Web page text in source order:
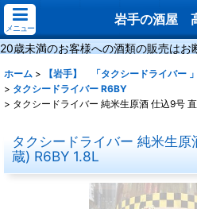
メニュー
岩手の酒屋
20歳未満のお客様への酒類の販売はお
ホーム >
【岩手】 「タクシードライバー
> タクシードライバー R6BY
> タクシードライバー 純米生原酒 仕込9号
タクシードライバー 純米生
蔵) R6BY 1.8L